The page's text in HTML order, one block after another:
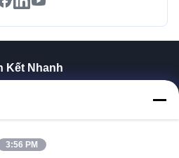
Kết Nhanh
Chúng Tôi
3:56 PM